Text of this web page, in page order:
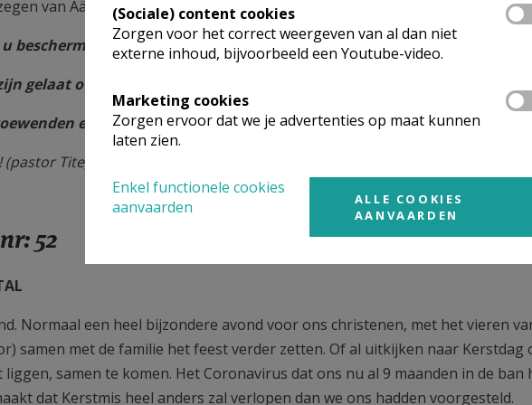
van Aäron:
beschermen,
gelaat over u doen schijnen en u genadig zijn,
en u vrede geven.' (Num. 6:24-26 )
Tite)
52
Normaal een heel bijzondere avond voor ons christenen, met het vieren
samen met de familie het feest verder zetten. Of al uitkijken naar Kerstdag
samen te komen. Het Coronavirus dat ons nu al 9 maanden in de ban
dat Kerstmis heel anders zal verlopen dan we ons hadden voorgesteld.
(Sociale) content cookies
Zorgen voor het correct weergeven van al dan niet
externe inhoud, bijvoorbeeld een Youtube-video.
Marketing cookies
Zorgen ervoor dat we je advertenties op maat kunnen
laten zien.
Enkel functionele cookies
aanvaarden
ALLE COOKIES
AANVAARDEN